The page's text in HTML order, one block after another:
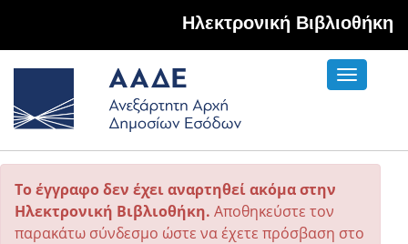
Hλεκτρονική Βιβλιοθήκη
Toggle
Το έγγραφο δεν έχει αναρτηθεί ακόμα στην
Ηλεκτρονική Βιβλιοθήκη. Αποθηκεύστε τον
παρακάτω σύνδεσμο ώστε να έχετε πρόσβαση στο